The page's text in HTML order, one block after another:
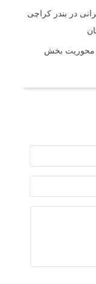
در بندر کراچی
محوریت بخش